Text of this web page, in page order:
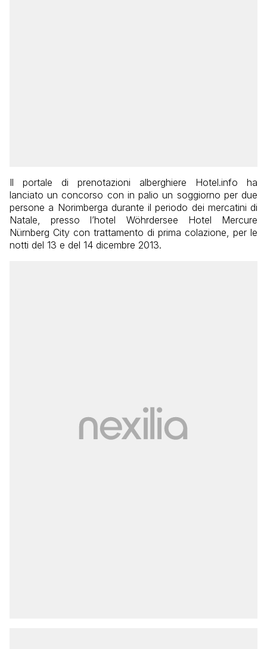
Il portale di prenotazioni alberghiere Hotel.info ha
lanciato un concorso con in palio un soggiorno per due
persone a Norimberga durante il periodo dei mercatini di
Natale, presso l’hotel Wöhrdersee Hotel Mercure
Nürnberg City con trattamento di prima colazione, per le
notti del 13 e del 14 dicembre 2013.